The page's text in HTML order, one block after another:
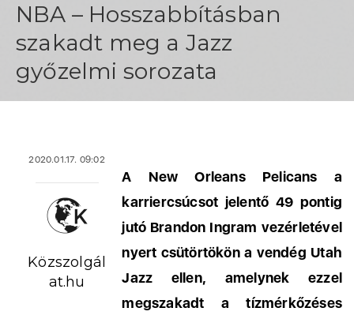
NBA – Hosszabbításban
szakadt meg a Jazz
győzelmi sorozata
2020.01.17. 09:02
Közszolgál
at.hu
A New Orleans Pelicans a
karriercsúcsot jelentő 49 pontig
jutó Brandon Ingram vezérletével
nyert csütörtökön a vendég Utah
Jazz ellen, amelynek ezzel
megszakadt a tízmérkőzéses